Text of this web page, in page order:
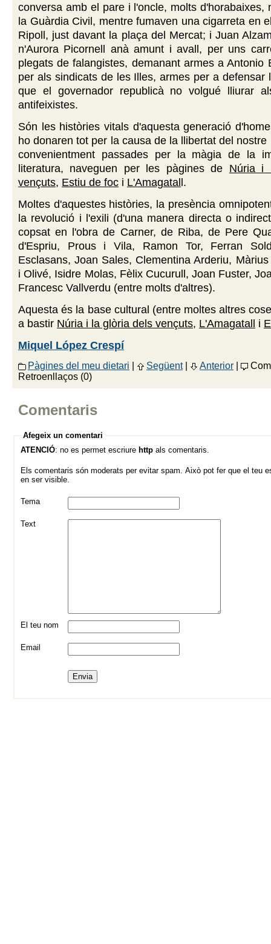
conversa amb el pare i l'oncle, molts d'horabaixes,
la Guàrdia Civil, mentre fumaven una cigarreta en
Ripoll, just davant la plaça del Mercat; i Juan
n'Aurora Picornell anà amunt i avall, per uns
plegats de falangistes, demanant armes a Antonio
per als sindicats de les Illes, armes per a defensar
que el governador republicà no volgué lliurar
antifeixistes.
Són les històries vitals d'aquesta generació
ho donaren tot per la causa de la llibertat del nostre
convenientment passades per la màgia de la
literatura, naveguen per les pàgines de Núria i
vençuts, Estiu de foc i L'Amagatall.
Moltes d'aquestes històries, la presència
la revolució i l'exili (d'una manera directa o
copsat en l'obra de Carner, de Riba, de Pere
d'Espriu, Prous i Vila, Ramon Tor, Ferran
Esclasans, Joan Sales, Clementina Arderiu,
i Olivé, Isidre Molas, Fèlix Cucurull, Joan Fuster,
Francesc Vallverdu (entre molts d'altres).
Aquesta és la base cultural (entre moltes altres
a bastir Núria i la glòria dels vençuts, L'Amagatall i
Miquel López Crespí
Pàgines del meu dietari Següent| Anterior
Retroenllaços (0)
Comentaris
Afegeix un comentari
ATENCIÓ: no es permet escriure http als comentaris.
Els comentaris són moderats per evitar spam. Això pot fer que el teu
en ser visible.
Tema
Text
El teu nom
Email